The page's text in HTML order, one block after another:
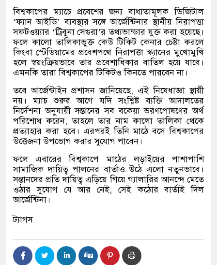
বিশ্বকাপের ম্যাচে প্রবেশের জন্য বাধ্যতামূলক ডিজিটাল
‘ফ্যান আইডি’ ব্যবস্থার সঙ্গে আর্জেন্টিনার স্থানীয় নিরাপত্তা
সফটওয়্যার ‘ট্রিবুনা সেগুরা’র তথ্যভান্ডার যুক্ত করা হয়েছে।
ফলে কালো তালিকাভুক্ত কেউ টিকিট কেনার চেষ্টা করলে
কিংবা স্টেডিয়ামের প্রবেশপথে নিরাপত্তা স্ক্যানের মুখোমুখি
হলে স্বয়ংক্রিয়ভাবে তার প্রবেশাধিকার বাতিল হয়ে যাবে।
এমনকি তারা বিশ্বকাপের টিকিটও কিনতে পারবেন না।
তবে আর্জেন্টাইন প্রশাসন জানিয়েছে, এই নিষেধাজ্ঞা স্থায়ী
নয়। ম্যাচ শুরুর আগে যদি সংশ্লিষ্ট ব্যক্তি আদালতের
নির্দেশনা অনুযায়ী সন্তানের সব বকেয়া ভরণপোষণের অর্থ
পরিশোধ করেন, তাহলে তার নাম কালো তালিকা থেকে
প্রত্যাহার করা হবে। এরপরই তিনি মাঠে বসে বিশ্বকাপের
উত্তেজনা উপভোগ করার সুযোগ পাবেন।
ফলে এবারের বিশ্বকাপে মাঠের লড়াইয়ের পাশাপাশি
সামাজিক দায়িত্ব পালনের বার্তাও উঠে এলো নতুনভাবে।
সন্তানদের প্রতি দায়িত্ব এড়িয়ে গিয়ে গ্যালারির আনন্দে মেতে
ওঠার সুযোগ যে আর নেই, সেই কঠোর বার্তাই দিল
আর্জেন্টিনা।
ট্যাগস